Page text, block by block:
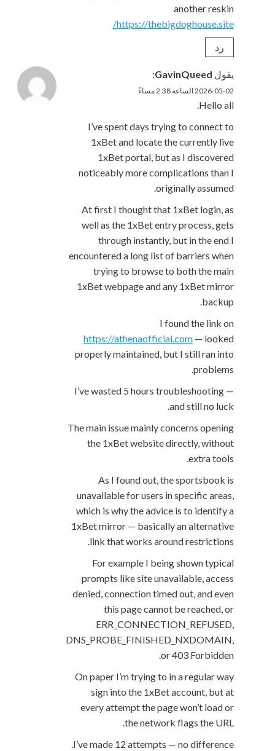
another reskin
https://thebigdoghouse.site/
رد
يقول GavinQueed
:
2026-05-02 الساعة 2:38 مساءً
Hello all.
I’ve spent days trying to connect to
1xBet and locate the currently live
1xBet portal, but as I discovered
noticeably more complications than I
originally assumed.
At first I thought that 1xBet login, as
well as the 1xBet entry process, gets
through instantly, but in the end I
encountered a long list of barriers when
trying to browse to both the main
1xBet webpage and any 1xBet mirror
backup.
I found the link on
https://athenaofficial.com— looked
properly maintained, but I still ran into
problems.
I’ve wasted 5 hours troubleshooting —
and still no luck.
The main issue mainly concerns opening
the 1xBet website directly, without
extra tools.
As I found out, the sportsbook is
unavailable for users in specific areas,
which is why the advice is to identify a
1xBet mirror — basically an alternative
link that works around restrictions.
For example I being shown typical
prompts like site unavailable, access
denied, connection timed out, and even
this page cannot be reached, or
ERR_CONNECTION_REFUSED,
DNS_PROBE_FINISHED_NXDOMAIN,
or 403 Forbidden.
On paper I’m trying to in a regular way
sign into the 1xBet account, but at
every attempt the page won’t load or
the network flags the URL.
I’ve made 12 attempts — no difference.